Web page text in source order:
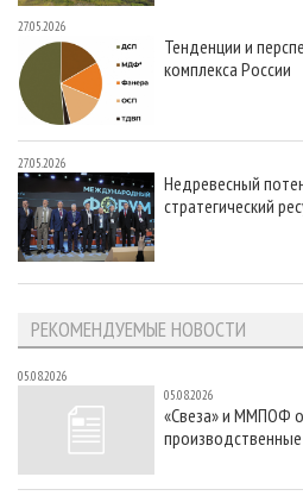
27.05.2026
Тенденции и
комплекса России
27.05.2026
Недревесный
стратегический
РЕКОМЕНДУЕМЫЕ НОВОСТИ
05.08.2026
05.08.2026
«Свеза» и ММПОФ